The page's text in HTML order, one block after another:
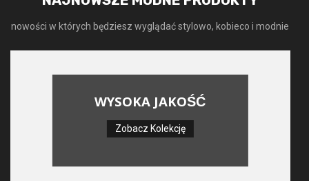
nowości w których będziesz wyglądać stylowo, kobieco i modnie
WYSOKA JAKOŚĆ
Zobacz Kolekcję